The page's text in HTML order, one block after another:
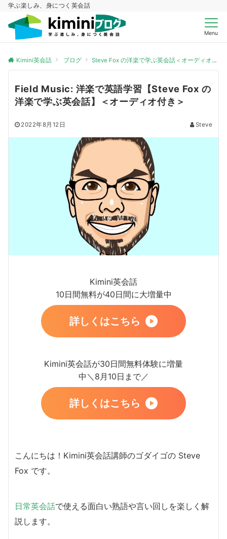
学ぶ楽しみ、身につく英会話
Menu
Kimini英会話 ブログ Steve Fox の洋楽で学ぶ英会話＜オーディオ付き＞
Field Music: 洋楽で英語学習【Steve Fox の
洋楽で学ぶ英会話】＜オーディオ付き＞
2022年8月12日 Steve
Kimini英会話
10日間無料が40日間に大増量中
詳しくはこちら
Kimini英会話が30日間無料体験に増量
中＼8月10日まで／
詳しくはこちら
こんにちは！Kimini英会話講師のゴダイゴの Steve
Fox です。
日常英会話で使える面白い熟語や言い回しを楽しく解
説します。